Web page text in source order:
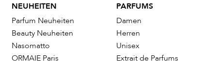
NEUHEITEN
Parfum Neuheiten
Beauty Neuheiten
Nasomatto
ORMAIE Paris
PARFUMS
Damen
Herren
Unisex
Extrait de Parfums